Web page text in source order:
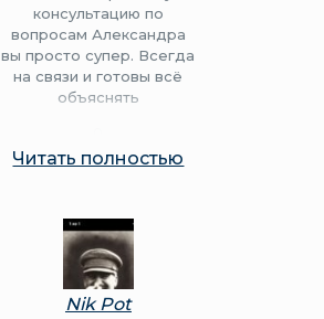
условия у нас на руках!
Огромная
благодарность вам!
0
консультацию по
вопросам Александра
вы просто супер. Всегда
на связи и готовы всё
объяснять
Читать полностью
Nik Pot